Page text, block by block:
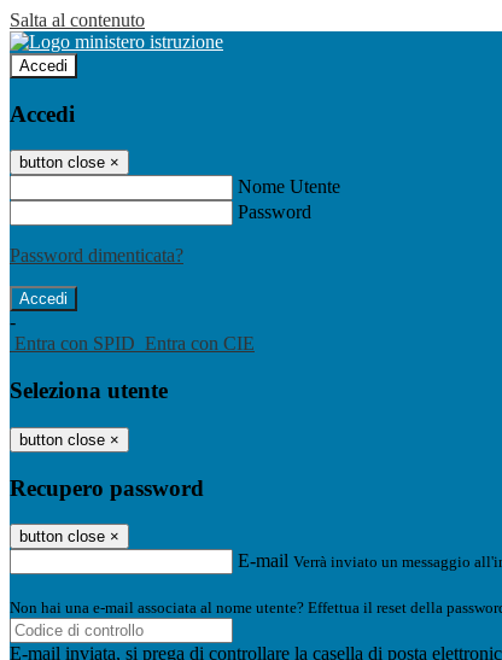
Salta al contenuto
Accedi
Accedi
button close ×
Nome Utente
Password
Password dimenticata?
-
Entra con SPID Entra con CIE
Seleziona utente
button close ×
Recupero password
button close ×
E-mail Verrà inviato un messaggio
Non hai una e-mail associata al nome utente? Effettua il reset della
E-mail inviata, si prega di controllare la casella di posta